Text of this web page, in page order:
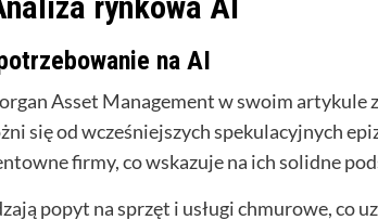
na AI
Asset Management w swoim artykule
się od wcześniejszych spekulacyjnych
firmy, co wskazuje na ich solidne
popyt na sprzęt i usługi chmurowe, co